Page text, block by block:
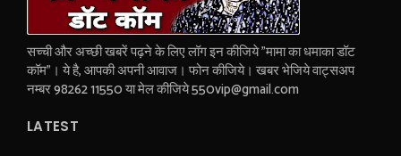
सच्ची और अच्छी खबरें पढ़ने के लिए लॉग इन कीजिये "मामा का धमाका डॉट
कॉम"। ये है, आपकी अपनी आवाज। फोन कीजिये। खबर भेजिये वाट्सअप
नम्बर 98262 11550 या मेल कीजिये 550vip@gmail.com
LATEST